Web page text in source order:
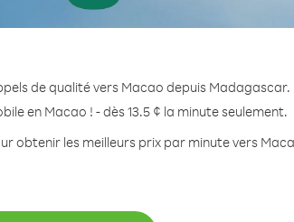
de qualité vers Macao depuis Madagascar.
en Macao ! - dès 13.5 ¢ la minute seulement.
obtenir les meilleurs prix par minute vers